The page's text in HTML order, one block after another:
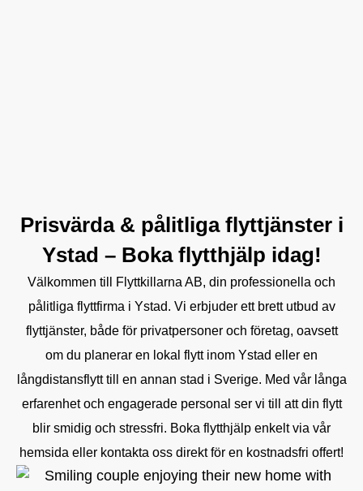
Prisvärda & pålitliga flyttjänster i
Ystad – Boka flytthjälp idag!
Välkommen till Flyttkillarna AB, din professionella och
pålitliga flyttfirma i Ystad. Vi erbjuder ett brett utbud av
flyttjänster, både för privatpersoner och företag, oavsett
om du planerar en lokal flytt inom Ystad eller en
långdistansflytt till en annan stad i Sverige. Med vår långa
erfarenhet och engagerade personal ser vi till att din flytt
blir smidig och stressfri. Boka flytthjälp enkelt via vår
hemsida eller kontakta oss direkt för en kostnadsfri offert!